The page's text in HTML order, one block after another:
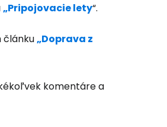
„Pripojovacie lety“.
článku„Doprava z
komentáre a